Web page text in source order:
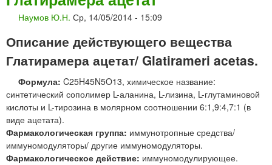
в
е
е
н
и
я
О
М
К
С
®
т
а
б
л
е
т
к
Наумов Ю.Н. Ср, 14/05/2014 - 15:09
Описание действующего вещества
Глатирамера ацетат/ Glatirameri acetas.
Формула: C25H45N5O13, химическое название:
синтетический сополимер L-аланина, L-лизина, L-глутаминовой
кислоты и L-тирозина в молярном соотношении 6:1,9:4,7:1 (в
виде ацетата).
Фармакологическая группа: иммунотропные средства/
иммуномодуляторы/ другие иммуномодуляторы.
Фармакологическое действие: иммуномодулирующее.